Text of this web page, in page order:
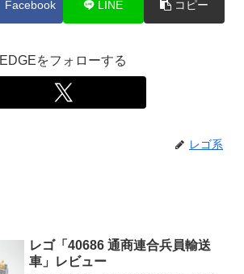
Facebook LINE コピー
EDGEをフォローする
レゴ系
レゴ「40686 通商連合兵員輸送
車」レビュー